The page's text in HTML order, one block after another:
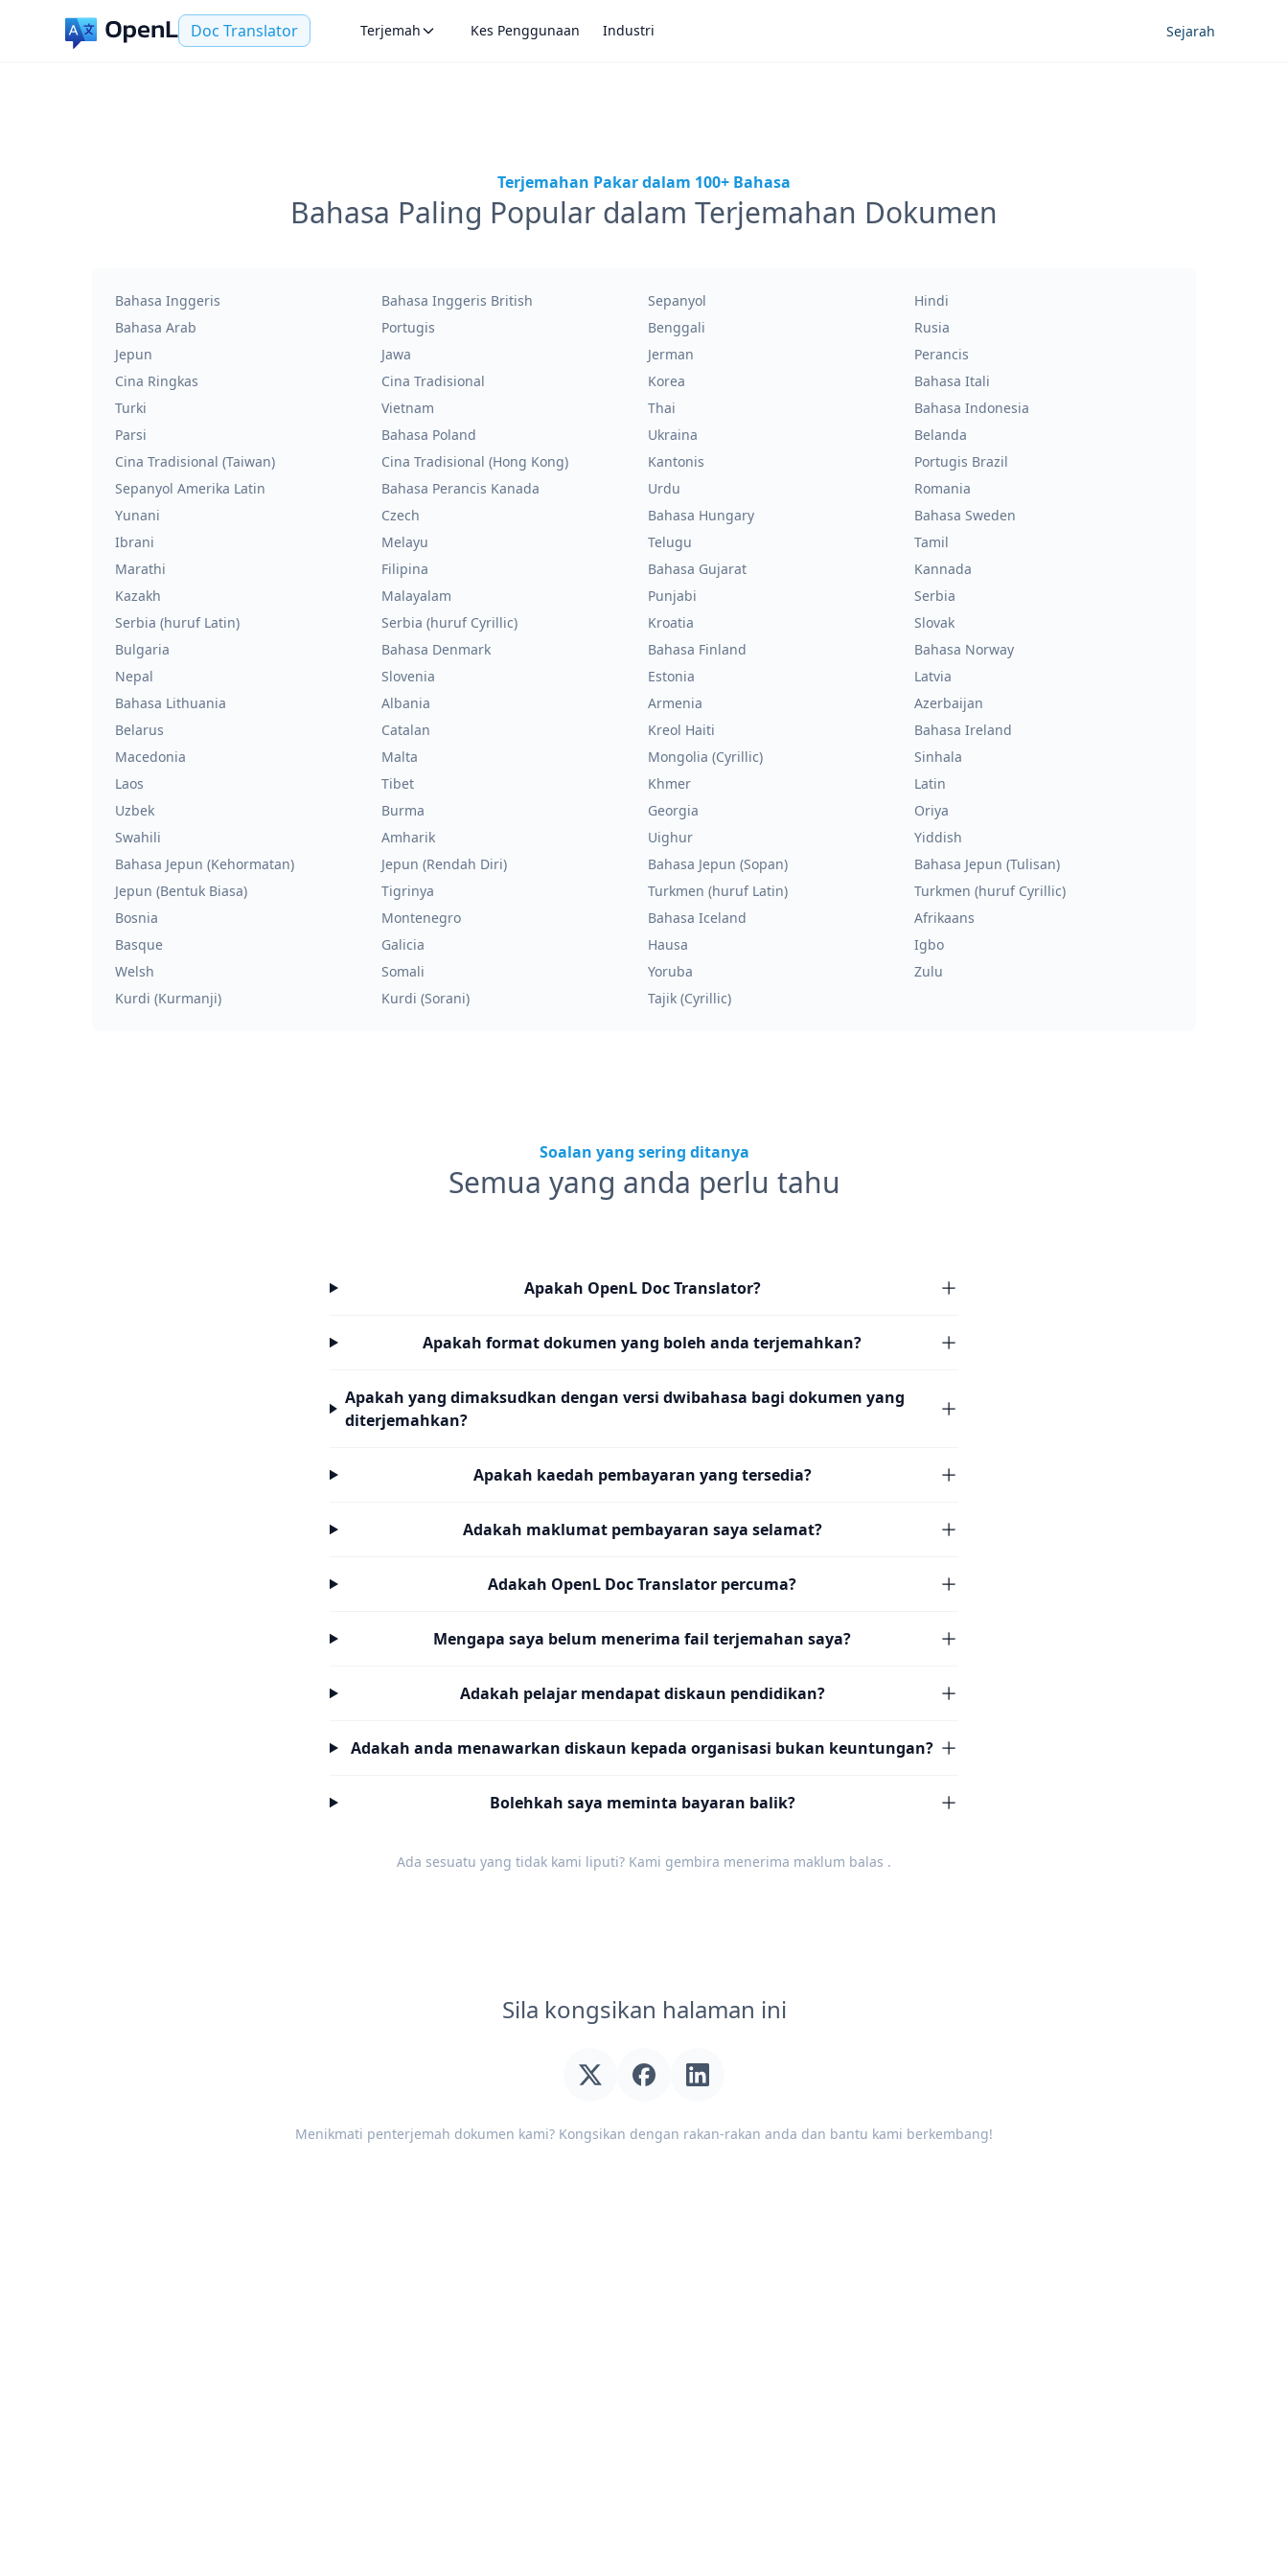
Doc Translator Terjemah Kes Penggunaan Industri Sejarah
Terjemahan Pakar dalam 100+ Bahasa
Bahasa Paling Popular dalam Terjemahan Dokumen
Bahasa Inggeris Bahasa Inggeris British Sepanyol
Hindi
Bahasa Arab
Portugis Benggali
Rusia
Jepun
Jawa Jerman
Perancis
Cina Ringkas
Cina Tradisional Korea
Bahasa Itali
Turki
Vietnam Thai
Bahasa Indonesia
Parsi
Bahasa Poland Ukraina
Belanda
Cina Tradisional (Taiwan)
Cina Tradisional (Hong Kong) Kantonis
Portugis Brazil
Sepanyol Amerika Latin
Bahasa Perancis Kanada Urdu
Romania
Yunani
Czech Bahasa Hungary
Bahasa Sweden
Ibrani
Melayu Telugu
Tamil
Marathi
Filipina Bahasa Gujarat
Kannada
Kazakh
Malayalam Punjabi
Serbia
Serbia (huruf Latin)
Serbia (huruf Cyrillic) Kroatia
Slovak
Bulgaria
Bahasa Denmark Bahasa Finland
Bahasa Norway
Nepal
Slovenia Estonia
Latvia
Bahasa Lithuania
Albania Armenia
Azerbaijan
Belarus
Catalan Kreol Haiti
Bahasa Ireland
Macedonia
Malta Mongolia (Cyrillic)
Sinhala
Laos
Tibet Khmer
Latin
Uzbek
Burma Georgia
Oriya
Swahili
Amharik Uighur
Yiddish
Bahasa Jepun (Kehormatan)
Jepun (Rendah Diri) Bahasa Jepun (Sopan)
Bahasa Jepun (Tulisan)
Jepun (Bentuk Biasa)
Tigrinya Turkmen (huruf Latin)
Turkmen (huruf Cyrillic)
Bosnia
Montenegro Bahasa Iceland
Afrikaans
Basque
Galicia Hausa
Igbo
Welsh
Somali Yoruba
Zulu
Kurdi (Kurmanji)
Kurdi (Sorani) Tajik (Cyrillic)
Soalan yang sering ditanya
Semua yang anda perlu tahu
Apakah OpenL Doc Translator?
Apakah format dokumen yang boleh anda terjemahkan?
Apakah yang dimaksudkan dengan versi dwibahasa bagi dokumen yang
diterjemahkan?
Apakah kaedah pembayaran yang tersedia?
Adakah maklumat pembayaran saya selamat?
Adakah OpenL Doc Translator percuma?
Mengapa saya belum menerima fail terjemahan saya?
Adakah pelajar mendapat diskaun pendidikan?
Adakah anda menawarkan diskaun kepada organisasi bukan keuntungan?
Bolehkah saya meminta bayaran balik?
Ada sesuatu yang tidak kami liputi? Kami gembira menerima maklum balas .
Sila kongsikan halaman ini
Menikmati penterjemah dokumen kami? Kongsikan dengan rakan-rakan anda dan bantu kami berkembang!